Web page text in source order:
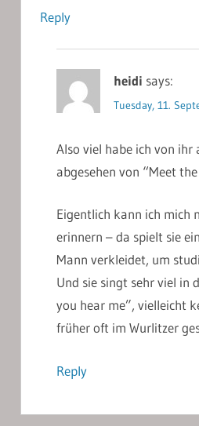
Reply
heidi says:
Tuesday, 11.
Also viel habe ich von ihr
abgesehen von “Meet
Eigentlich kann ich mich
erinnern – da spielt sie
Mann verkleidet, um
Und sie singt sehr viel in
you hear me”, vielleicht
früher oft im Wurlitzer
Reply